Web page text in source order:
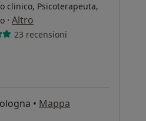
clinico, Psicoterapeuta,
· Altro
23 recensioni
• Mappa